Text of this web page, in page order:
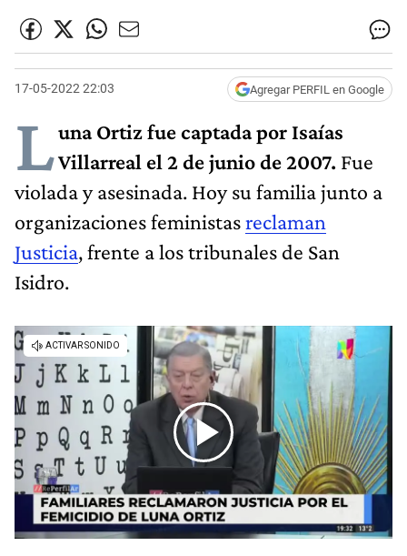
17-05-2022 22:03 Agregar PERFIL en Google
Luna Ortiz fue captada por Isaías
Villarreal el 2 de junio de 2007. Fue
violada y asesinada. Hoy su familia junto a
organizaciones feministasreclaman
Justicia, frente a los tribunales de San
Isidro.